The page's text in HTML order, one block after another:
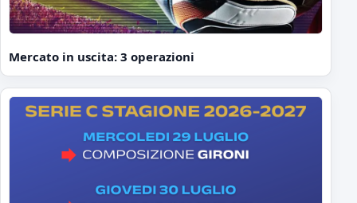
Mercato in uscita: 3 operazioni